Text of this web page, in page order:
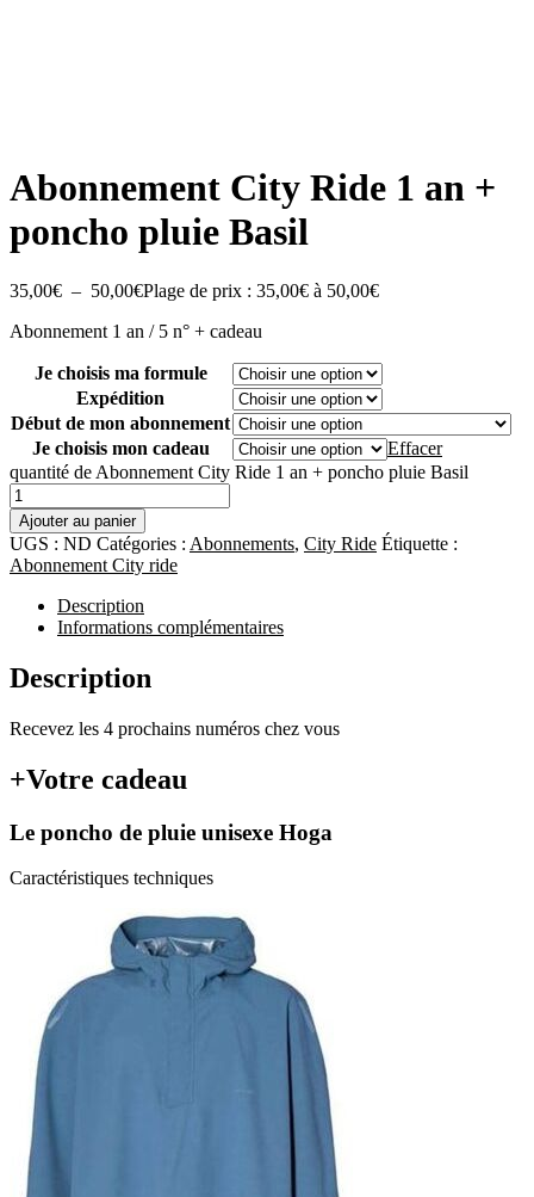
Abonnement City Ride 1 an +
poncho pluie Basil
35,00€ – 50,00€Plage de prix : 35,00€ à 50,00€
Abonnement 1 an / 5 n° + cadeau
Je choisis ma formule
Expédition
Début de mon abonnement
Je choisis mon cadeau
Effacer
quantité de Abonnement City Ride 1 an + poncho pluie Basil
Ajouter au panier
UGS : ND Catégories : Abonnements, City Ride Étiquette :
Abonnement City ride
Description
Informations complémentaires
Description
Recevez les 4 prochains numéros chez vous
+Votre cadeau
Le poncho de pluie unisexe Hoga
Caractéristiques techniques